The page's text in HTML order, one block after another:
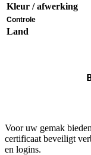
Kleur / afwerking
Controle
Land
Voor uw gemak
certificaat beveiligt
en logins.